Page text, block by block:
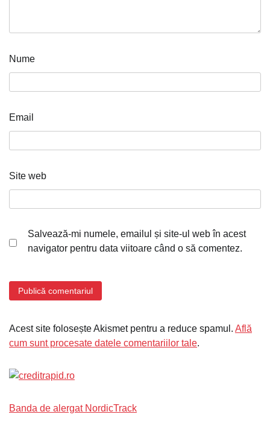
Nume
Email
Site web
Salvează-mi numele, emailul și site-ul web în acest
navigator pentru data viitoare când o să comentez.
Acest site folosește Akismet pentru a reduce spamul. Află
cum sunt procesate datele comentariilor tale.
Banda de alergat NordicTrack